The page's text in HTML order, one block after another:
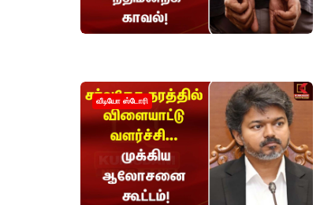
வீடியோ ஸ்டோரி